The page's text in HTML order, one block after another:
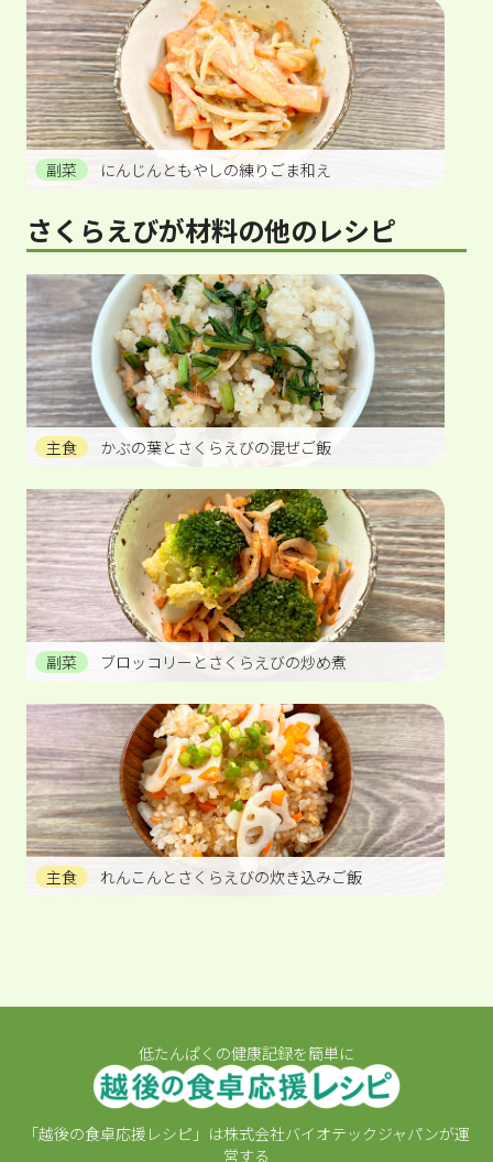
副菜 にんじんともやしの練りごま和え
さくらえびが材料の他のレシピ
主食 かぶの葉とさくらえびの混ぜご飯
副菜 ブロッコリーとさくらえびの炒め煮
主食 れんこんとさくらえびの炊き込みご飯
低たんぱくの健康記録を簡単に
「越後の食卓応援レシピ」は株式会社バイオテックジャパンが運
営する